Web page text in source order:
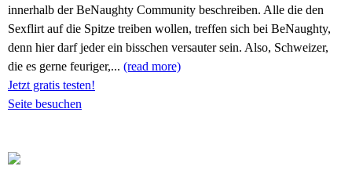
innerhalb der BeNaughty Community beschreiben. Alle die den
Sexflirt auf die Spitze treiben wollen, treffen sich bei BeNaughty,
denn hier darf jeder ein bisschen versauter sein. Also, Schweizer,
die es gerne feuriger,... (read more)
Jetzt gratis testen!
Seite besuchen